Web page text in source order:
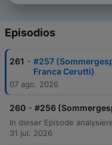
Episodios
261 - #257
Franca Cerutti)
07 ago. 2026
260 - #256
31 jul. 2026